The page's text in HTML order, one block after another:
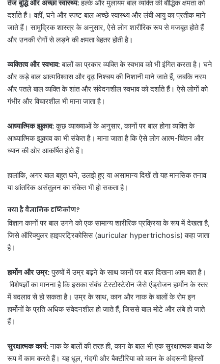
तेज बुद्धि और अच्छा स्वास्थ्य:हल्के और मुलायम बाल व्यक्ति की बौद्धिक क्षमता को
दर्शाते हैं। वहीं, घने और स्पष्ट बाल अच्छे स्वास्थ्य और लंबी आयु का प्रतीक माने
जाते हैं। सामुद्रिक शास्त्र के अनुसार, ऐसे लोग शारीरिक रूप से मजबूत होते हैं
और उनकी रोगों से लड़ने की क्षमता बेहतर होती है।
व्यक्तित्व और स्वभाव:बालों का प्रकार व्यक्ति के स्वभाव को भी इंगित करता है। घने
और कड़े बाल आत्मविश्वास और दृढ़ निश्चय की निशानी माने जाते हैं, जबकि नरम
और पतले बाल व्यक्ति के शांत और संवेदनशील स्वभाव को दर्शाते हैं। ऐसे लोगों को
गंभीर और विचारशील भी माना जाता है।
आध्यात्मिक झुकाव:कुछ व्याख्याओं के अनुसार, कानों पर बाल होना व्यक्ति के
आध्यात्मिक झुकाव का भी संकेत है। माना जाता है कि ऐसे लोग आत्म-चिंतन और
ध्यान की ओर आकर्षित होते हैं।
हालांकि, अगर बाल बहुत घने, उलझे हुए या असामान्य दिखें तो यह मानसिक तनाव
या आंतरिक असंतुलन का संकेत भी हो सकता है।
क्या है वैज्ञानिक दृष्टिकोण?
विज्ञान कानों पर बाल उगने को एक सामान्य शारीरिक प्रक्रिया के रूप में देखता है,
जिसे ऑरिक्युलर हाइपरट्रिकोसिस (auricular hypertrichosis) कहा जाता
है।
हार्मोन और उम्र:पुरुषों में उम्र बढ़ने के साथ कानों पर बाल दिखना आम बात है।
विशेषज्ञों का मानना है कि इसका संबंध टेस्टोस्टेरोन जैसे एंड्रोजन हार्मोन के स्तर
में बदलाव से हो सकता है। उम्र के साथ, कान और नाक के बालों के रोम इन
हार्मोनों के प्रति अधिक संवेदनशील हो जाते हैं, जिससे बाल मोटे और लंबे हो जाते
हैं।
सुरक्षात्मक कार्य:नाक के बालों की तरह ही, कान के बाल भी एक सुरक्षात्मक बाधा के
रूप में काम करते हैं। यह धूल, गंदगी और बैक्टीरिया को कान के अंदरूनी हिस्सों